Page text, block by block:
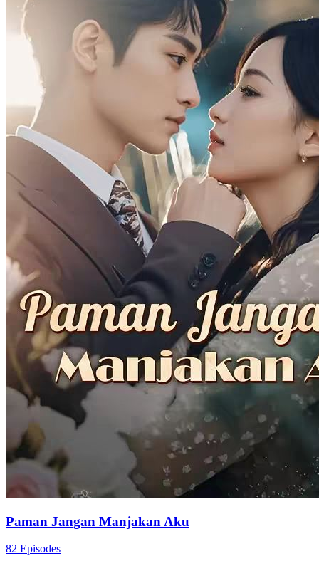
Paman Jangan Manjakan Aku
82 Episodes